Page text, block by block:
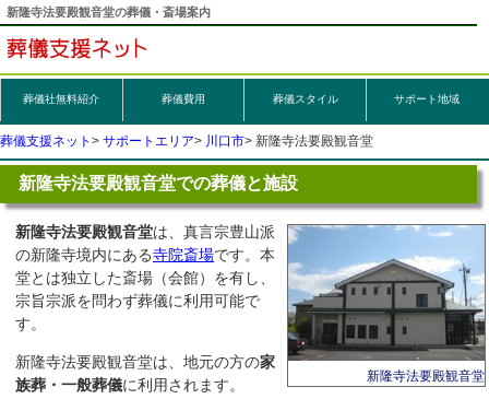
新隆寺法要殿観音堂の葬儀・斎場案内
葬儀社無料紹介 葬儀費用 葬儀スタイル サポート地域
葬儀支援ネット サポートエリア 川口市 新隆寺法要殿観音堂
新隆寺法要殿観音堂での葬儀と施設
新隆寺法要殿観音堂
新隆寺法要殿観音堂は、真言宗豊山派
の新隆寺境内にある寺院斎場です。本
堂とは独立した斎場（会館）を有し、
宗旨宗派を問わず葬儀に利用可能で
す。
新隆寺法要殿観音堂は、地元の方の家
族葬・一般葬儀に利用されます。